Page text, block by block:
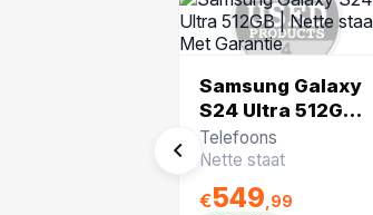
Samsung Galaxy
S24 Ultra 512GB |
Nette staat | Met
Garantie
Telefoons
Nette staat
€549 ,99